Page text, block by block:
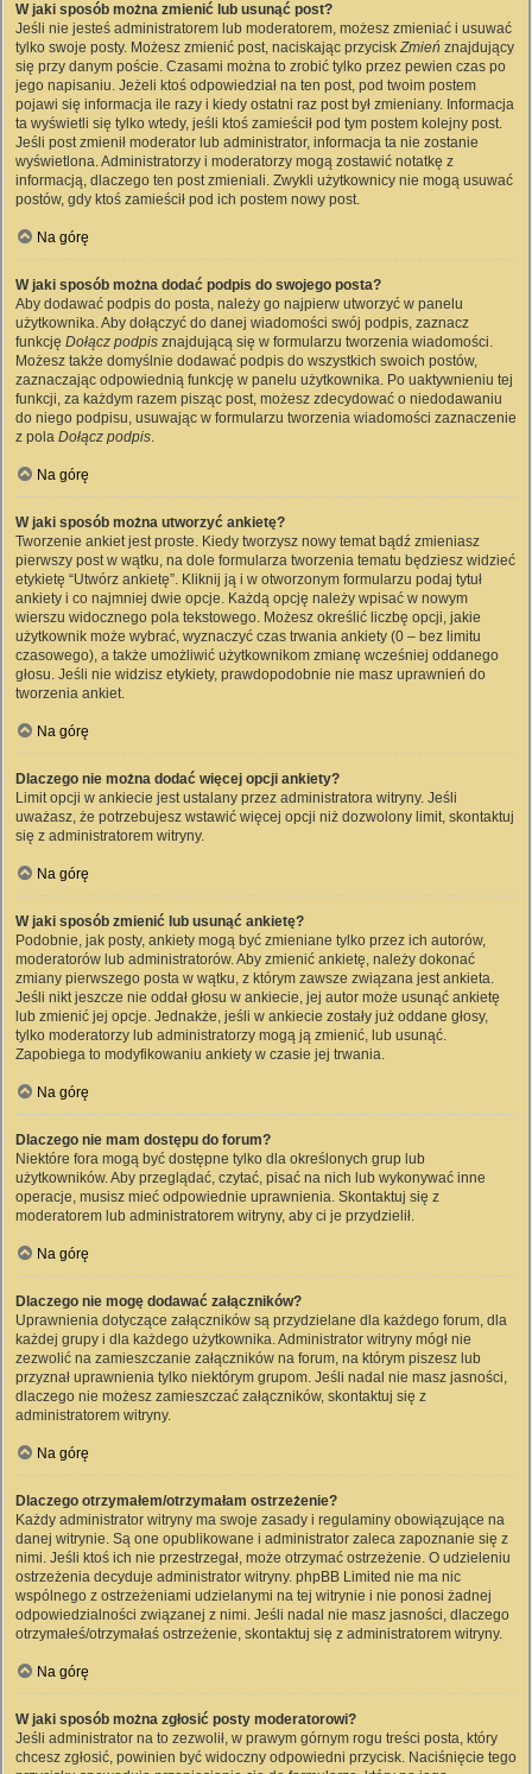
W jaki sposób można zmienić lub usunąć post?
Jeśli nie jesteś administratorem lub moderatorem, możesz zmieniać i usuwać
tylko swoje posty. Możesz zmienić post, naciskając przyciskZmień znajdujący
się przy danym poście. Czasami można to zrobić tylko przez pewien czas po
jego napisaniu. Jeżeli ktoś odpowiedział na ten post, pod twoim postem
pojawi się informacja ile razy i kiedy ostatni raz post był zmieniany. Informacja
ta wyświetli się tylko wtedy, jeśli ktoś zamieścił pod tym postem kolejny post.
Jeśli post zmienił moderator lub administrator, informacja ta nie zostanie
wyświetlona. Administratorzy i moderatorzy mogą zostawić notatkę z
informacją, dlaczego ten post zmieniali. Zwykli użytkownicy nie mogą usuwać
postów, gdy ktoś zamieścił pod ich postem nowy post.
Na górę
W jaki sposób można dodać podpis do swojego posta?
Aby dodawać podpis do posta, należy go najpierw utworzyć w panelu
użytkownika. Aby dołączyć do danej wiadomości swój podpis, zaznacz
funkcję Dołącz podpis znajdującą się w formularzu tworzenia wiadomości.
Możesz także domyślnie dodawać podpis do wszystkich swoich postów,
zaznaczając odpowiednią funkcję w panelu użytkownika. Po uaktywnieniu tej
funkcji, za każdym razem pisząc post, możesz zdecydować o niedodawaniu
do niego podpisu, usuwając w formularzu tworzenia wiadomości zaznaczenie
z pola Dołącz podpis.
Na górę
W jaki sposób można utworzyć ankietę?
Tworzenie ankiet jest proste. Kiedy tworzysz nowy temat bądź zmieniasz
pierwszy post w wątku, na dole formularza tworzenia tematu będziesz widzieć
etykietę “Utwórz ankietę”. Kliknij ją i w otworzonym formularzu podaj tytuł
ankiety i co najmniej dwie opcje. Każdą opcję należy wpisać w nowym
wierszu widocznego pola tekstowego. Możesz określić liczbę opcji, jakie
użytkownik może wybrać, wyznaczyć czas trwania ankiety (0 – bez limitu
czasowego), a także umożliwić użytkownikom zmianę wcześniej oddanego
głosu. Jeśli nie widzisz etykiety, prawdopodobnie nie masz uprawnień do
tworzenia ankiet.
Na górę
Dlaczego nie można dodać więcej opcji ankiety?
Limit opcji w ankiecie jest ustalany przez administratora witryny. Jeśli
uważasz, że potrzebujesz wstawić więcej opcji niż dozwolony limit, skontaktuj
się z administratorem witryny.
Na górę
W jaki sposób zmienić lub usunąć ankietę?
Podobnie, jak posty, ankiety mogą być zmieniane tylko przez ich autorów,
moderatorów lub administratorów. Aby zmienić ankietę, należy dokonać
zmiany pierwszego posta w wątku, z którym zawsze związana jest ankieta.
Jeśli nikt jeszcze nie oddał głosu w ankiecie, jej autor może usunąć ankietę
lub zmienić jej opcje. Jednakże, jeśli w ankiecie zostały już oddane głosy,
tylko moderatorzy lub administratorzy mogą ją zmienić, lub usunąć.
Zapobiega to modyfikowaniu ankiety w czasie jej trwania.
Na górę
Dlaczego nie mam dostępu do forum?
Niektóre fora mogą być dostępne tylko dla określonych grup lub
użytkowników. Aby przeglądać, czytać, pisać na nich lub wykonywać inne
operacje, musisz mieć odpowiednie uprawnienia. Skontaktuj się z
moderatorem lub administratorem witryny, aby ci je przydzielił.
Na górę
Dlaczego nie mogę dodawać załączników?
Uprawnienia dotyczące załączników są przydzielane dla każdego forum, dla
każdej grupy i dla każdego użytkownika. Administrator witryny mógł nie
zezwolić na zamieszczanie załączników na forum, na którym piszesz lub
przyznał uprawnienia tylko niektórym grupom. Jeśli nadal nie masz jasności,
dlaczego nie możesz zamieszczać załączników, skontaktuj się z
administratorem witryny.
Na górę
Dlaczego otrzymałem/otrzymałam ostrzeżenie?
Każdy administrator witryny ma swoje zasady i regulaminy obowiązujące na
danej witrynie. Są one opublikowane i administrator zaleca zapoznanie się z
nimi. Jeśli ktoś ich nie przestrzegał, może otrzymać ostrzeżenie. O udzieleniu
ostrzeżenia decyduje administrator witryny. phpBB Limited nie ma nic
wspólnego z ostrzeżeniami udzielanymi na tej witrynie i nie ponosi żadnej
odpowiedzialności związanej z nimi. Jeśli nadal nie masz jasności, dlaczego
otrzymałeś/otrzymałaś ostrzeżenie, skontaktuj się z administratorem witryny.
Na górę
W jaki sposób można zgłosić posty moderatorowi?
Jeśli administrator na to zezwolił, w prawym górnym rogu treści posta, który
chcesz zgłosić, powinien być widoczny odpowiedni przycisk. Naciśnięcie tego